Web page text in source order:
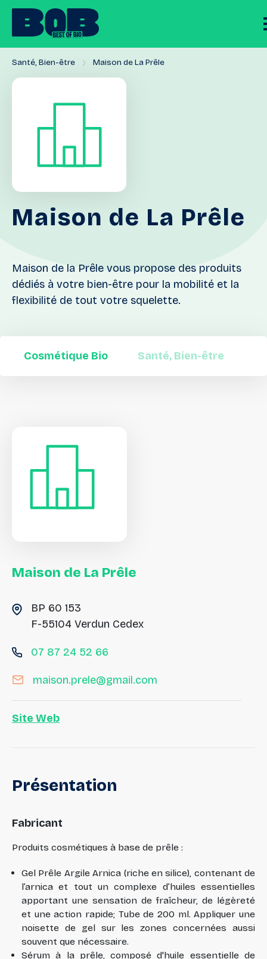
Santé, Bien-être Maison de La Prêle
Maison de La Prêle
Maison de la Prêle vous propose des produits
dédiés à votre bien-être pour la mobilité et la
flexibilité de tout votre squelette.
Cosmétique Bio Santé, Bien-être
Maison de La Prêle
BP 60 153
F-55104 Verdun Cedex
07 87 24 52 66
maison.prele@gmail.com
Site Web
Présentation
Fabricant
Produits cosmétiques à base de prêle :
Gel Prêle Argile Arnica (riche en silice), contenant de
l’arnica et tout un complexe d’huiles essentielles
apportant une sensation de fraîcheur, de légèreté
et une action rapide; Tube de 200 ml. Appliquer une
noisette de gel sur les zones concernées aussi
souvent que nécessaire.
Sérum à la prêle, composé d'huile essentielle de